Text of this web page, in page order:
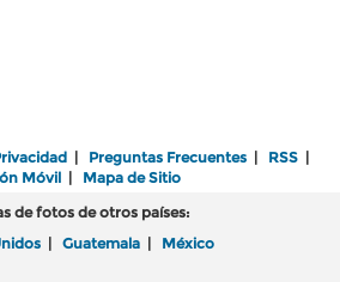
| Preguntas Frecuentes | RSS |
Móvil| Mapa de Sitio
de fotos de otros países:
| Guatemala | México